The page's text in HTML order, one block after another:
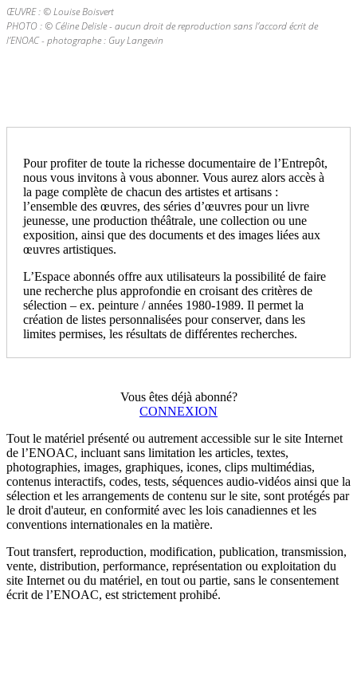
ŒUVRE : © Louise Boisvert
PHOTO : © Céline Delisle - aucun droit de reproduction sans l’accord écrit de
l’ENOAC - photographe : Guy Langevin
Pour profiter de toute la richesse documentaire de l’Entrepôt,
nous vous invitons à vous abonner. Vous aurez alors accès à
la page complète de chacun des artistes et artisans :
l’ensemble des œuvres, des séries d’œuvres pour un livre
jeunesse, une production théâtrale, une collection ou une
exposition, ainsi que des documents et des images liées aux
œuvres artistiques.
L’Espace abonnés offre aux utilisateurs la possibilité de faire
une recherche plus approfondie en croisant des critères de
sélection – ex. peinture / années 1980-1989. Il permet la
création de listes personnalisées pour conserver, dans les
limites permises, les résultats de différentes recherches.
Vous êtes déjà abonné?
CONNEXION
Tout le matériel présenté ou autrement accessible sur le site Internet
de l’ENOAC, incluant sans limitation les articles, textes,
photographies, images, graphiques, icones, clips multimédias,
contenus interactifs, codes, tests, séquences audio-vidéos ainsi que la
sélection et les arrangements de contenu sur le site, sont protégés par
le droit d'auteur, en conformité avec les lois canadiennes et les
conventions internationales en la matière.
Tout transfert, reproduction, modification, publication, transmission,
vente, distribution, performance, représentation ou exploitation du
site Internet ou du matériel, en tout ou partie, sans le consentement
écrit de l’ENOAC, est strictement prohibé.